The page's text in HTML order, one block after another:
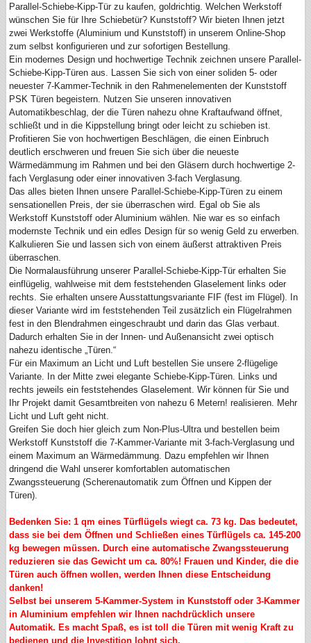
Parallel-Schiebe-Kipp-Tür zu kaufen, goldrichtig. Welchen Werkstoff
wünschen Sie für Ihre Schiebetür? Kunststoff? Wir bieten Ihnen jetzt
zwei Werkstoffe (Aluminium und Kunststoff) in unserem Online-Shop
zum selbst konfigurieren und zur sofortigen Bestellung.
Ein modernes Design und hochwertige Technik zeichnen unsere Parallel-
Schiebe-Kipp-Türen aus. Lassen Sie sich von einer soliden 5- oder
neuester 7-Kammer-Technik in den Rahmenelementen der Kunststoff
PSK Türen begeistern. Nutzen Sie unseren innovativen
Automatikbeschlag, der die Türen nahezu ohne Kraftaufwand öffnet,
schließt und in die Kippstellung bringt oder leicht zu schieben ist.
Profitieren Sie von hochwertigen Beschlägen, die einen Einbruch
deutlich erschweren und freuen Sie sich über die neueste
Wärmedämmung im Rahmen und bei den Gläsern durch hochwertige 2-
fach Verglasung oder einer innovativen 3-fach Verglasung.
Das alles bieten Ihnen unsere Parallel-Schiebe-Kipp-Türen zu einem
sensationellen Preis, der sie überraschen wird. Egal ob Sie als
Werkstoff Kunststoff oder Aluminium wählen. Nie war es so einfach
modernste Technik und ein edles Design für so wenig Geld zu erwerben.
Kalkulieren Sie und lassen sich von einem äußerst attraktiven Preis
überraschen.
Die Normalausführung unserer Parallel-Schiebe-Kipp-Tür erhalten Sie
einflügelig, wahlweise mit dem feststehenden Glaselement links oder
rechts. Sie erhalten unsere Ausstattungsvariante FIF (fest im Flügel). In
dieser Variante wird im feststehenden Teil zusätzlich ein Flügelrahmen
fest in den Blendrahmen eingeschraubt und darin das Glas verbaut.
Dadurch erhalten Sie in der Innen- und Außenansicht zwei optisch
nahezu identische „Türen.“
Für ein Maximum an Licht und Luft bestellen Sie unsere 2-flügelige
Variante. In der Mitte zwei elegante Schiebe-Kipp-Türen. Links und
rechts jeweils ein feststehendes Glaselement. Wir können für Sie und
Ihr Projekt damit Gesamtbreiten von nahezu 6 Metern! realisieren. Mehr
Licht und Luft geht nicht.
Greifen Sie doch hier gleich zum Non-Plus-Ultra und bestellen beim
Werkstoff Kunststoff die 7-Kammer-Variante mit 3-fach-Verglasung und
einem Maximum an Wärmedämmung. Dazu empfehlen wir Ihnen
dringend die Wahl unserer komfortablen automatischen
Zwangssteuerung (Scherenautomatik zum Öffnen und Kippen der
Türen).
Bedenken Sie: 1 qm eines Türflügels wiegt ca. 73 kg. Das bedeutet,
dass sie bei dem Öffnen und Schließen eines Türflügels ca. 145-200
kg bewegen müssen. Durch eine automatische Zwangssteuerung
reduzieren sie das Gewicht um ca. 80%! Frauen und Kinder, die die
Türen auch öffnen wollen, werden Ihnen diese Entscheidung
danken!
Selbst bei unserem 5-Kammer-System in Kunststoff oder 3-Kammer
in Aluminium empfehlen wir Ihnen nachdrücklich unsere
Automatik. Es macht Spaß, es ist toll die Türen mit wenig Kraft zu
bedienen und die Investition lohnt sich.